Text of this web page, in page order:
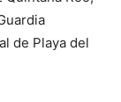
de Playa del